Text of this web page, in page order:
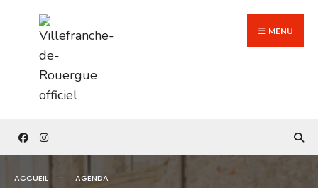
content
MENU
ACCUEIL AGENDA
for: